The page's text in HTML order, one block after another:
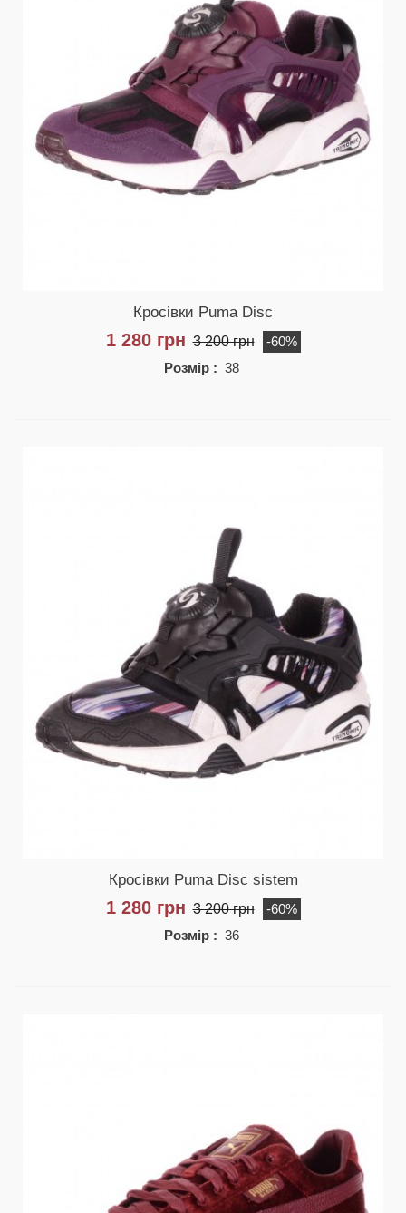
Кросівки Puma Disc
1 280 грн 3 200 грн
-60%
Розмір : 38
Кросівки Puma Disc sistem
1 280 грн 3 200 грн
-60%
Розмір : 36